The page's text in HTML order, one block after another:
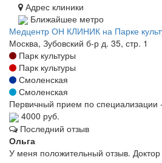
Адрес клиники
Ближайшее метро
Медцентр ОН КЛИНИК на Парке
Москва, Зубовский б-р д. 35, стр. 1
Парк культуры
Парк культуры
Смоленская
Смоленская
Первичный прием по специализации
4000 руб.
Последний отзыв
Ольга
У меня положительный отзыв.